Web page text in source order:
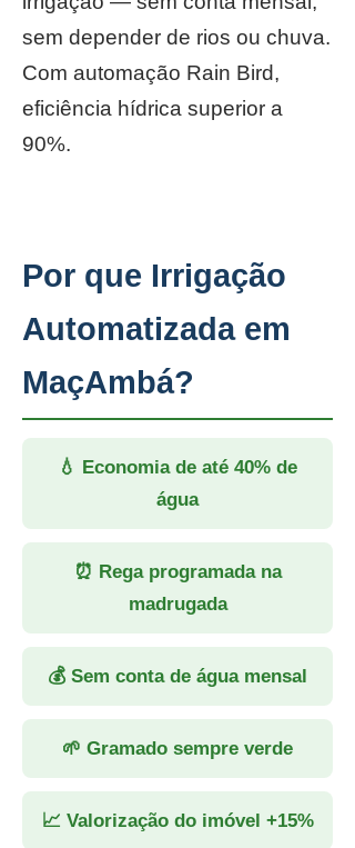
sem depender de rios ou chuva.
Com automação Rain Bird,
eficiência hídrica superior a
90%.
Por que Irrigação
Automatizada em
MaçAmbá?
💧 Economia de até 40% de
água
⏰ Rega programada na
madrugada
💰 Sem conta de água mensal
🌱 Gramado sempre verde
📈 Valorização do imóvel +15%